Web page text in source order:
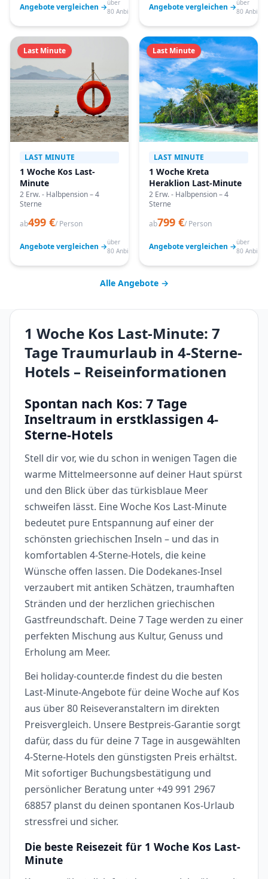
Angebote vergleichen →über
80 Anbieter
Angebote vergleichen →über
80
Last Minute
LAST MINUTE
1 Woche Kos Last-
Minute
2 Erw. - Halbpension – 4
Sterne
ab499 €/ Person
Angebote vergleichen →über
80 Anbieter
Last Minute
LAST MINUTE
1 Woche Kreta
Heraklion Last-Minute
2 Erw. - Halbpension – 4
Sterne
ab799 €/ Person
Angebote vergleichen →über
80
Alle Angebote →
1 Woche Kos Last-Minute: 7
Tage Traumurlaub in 4-Sterne-
Hotels – Reiseinformationen
Spontan nach Kos: 7 Tage
Inseltraum in erstklassigen 4-
Sterne-Hotels
Stell dir vor, wie du schon in wenigen Tagen die
warme Mittelmeersonne auf deiner Haut spürst
und den Blick über das türkisblaue Meer
schweifen lässt. Eine Woche Kos Last-Minute
bedeutet pure Entspannung auf einer der
schönsten griechischen Inseln – und das in
komfortablen 4-Sterne-Hotels, die keine
Wünsche offen lassen. Die Dodekanes-Insel
verzaubert mit antiken Schätzen, traumhaften
Stränden und der herzlichen griechischen
Gastfreundschaft. Deine 7 Tage werden zu einer
perfekten Mischung aus Kultur, Genuss und
Erholung am Meer.
Bei holiday-counter.de findest du die besten
Last-Minute-Angebote für deine Woche auf Kos
aus über 80 Reiseveranstaltern im direkten
Preisvergleich. Unsere Bestpreis-Garantie sorgt
dafür, dass du für deine 7 Tage in ausgewählten
4-Sterne-Hotels den günstigsten Preis erhältst.
Mit sofortiger Buchungsbestätigung und
persönlicher Beratung unter +49 991 2967
68857 planst du deinen spontanen Kos-Urlaub
stressfrei und sicher.
Die beste Reisezeit für 1 Woche Kos Last-
Minute